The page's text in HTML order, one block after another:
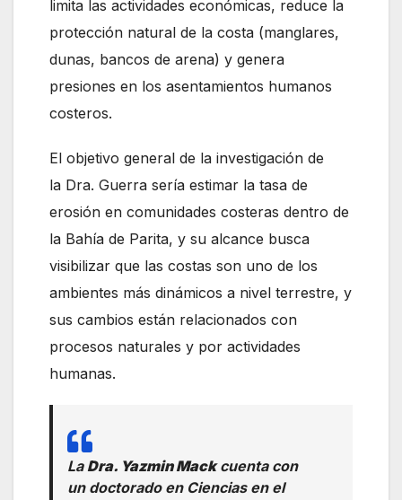
limita las actividades económicas, reduce la
protección natural de la costa (manglares,
dunas, bancos de arena) y genera
presiones en los asentamientos humanos
costeros.
El objetivo general de la investigación de
la Dra. Guerra sería estimar la tasa de
erosión en comunidades costeras dentro de
la Bahía de Parita, y su alcance busca
visibilizar que las costas son uno de los
ambientes más dinámicos a nivel terrestre, y
sus cambios están relacionados con
procesos naturales y por actividades
humanas.
LaDra. Yazmin Mackcuenta con
un doctorado en Ciencias en el